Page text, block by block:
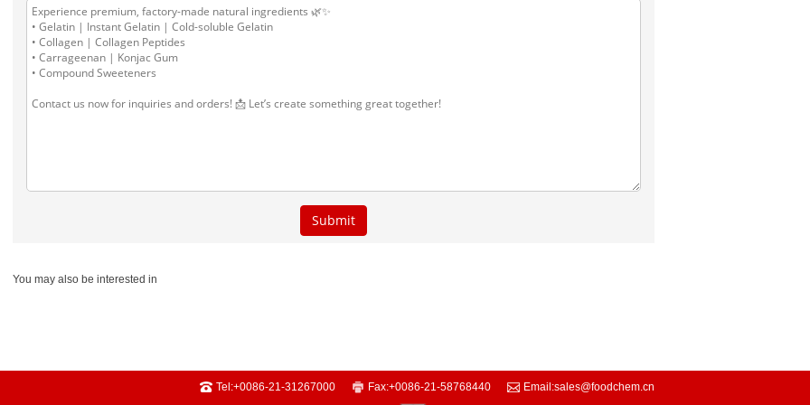
You may also be interested in
Tel:+0086-21-31267000 Fax:+0086-21-58768440 Email:sales@foodchem.cn